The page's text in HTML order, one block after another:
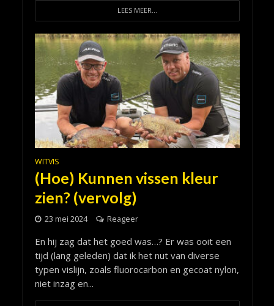
LEES MEER...
WITVIS
(Hoe) Kunnen vissen kleur
zien? (vervolg)
23 mei 2024 Reageer
En hij zag dat het goed was…? Er was ooit een
tijd (lang geleden) dat ik het nut van diverse
typen vislijn, zoals fluorocarbon en gecoat nylon,
niet inzag en...